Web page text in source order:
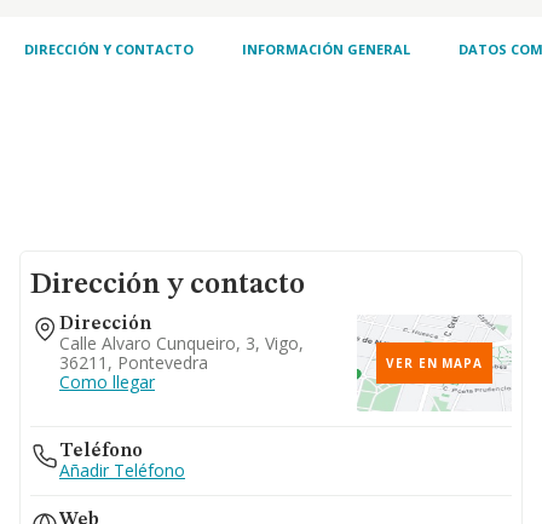
DIRECCIÓN Y CONTACTO INFORMACIÓN GENERAL DATOS
Dirección y contacto
Dirección
Calle Alvaro Cunqueiro, 3, Vigo,
36211, Pontevedra
Como llegar
VER EN MAPA
Teléfono
Añadir Teléfono